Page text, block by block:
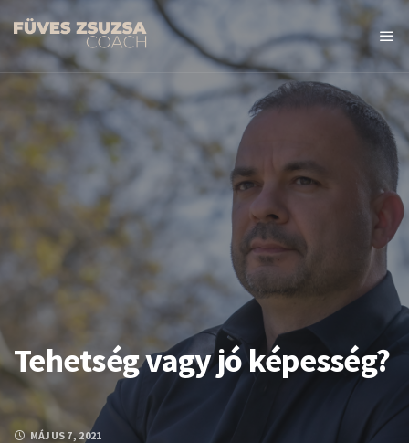
Tehetség vagy jó képesség?
MÁJUS 7, 2021